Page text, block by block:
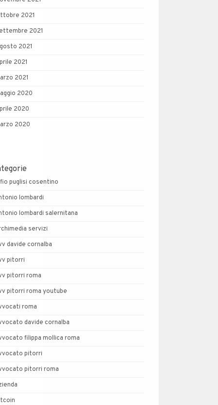
2021
2021
2021
2021
2021
2020
2020
2020
puglisi cosentino
lombardi
lombardi salernitana
servizi
davide cornalba
pitorri
pitorri roma
pitorri roma youtube
roma
davide cornalba
filippa mollica roma
pitorri
pitorri roma